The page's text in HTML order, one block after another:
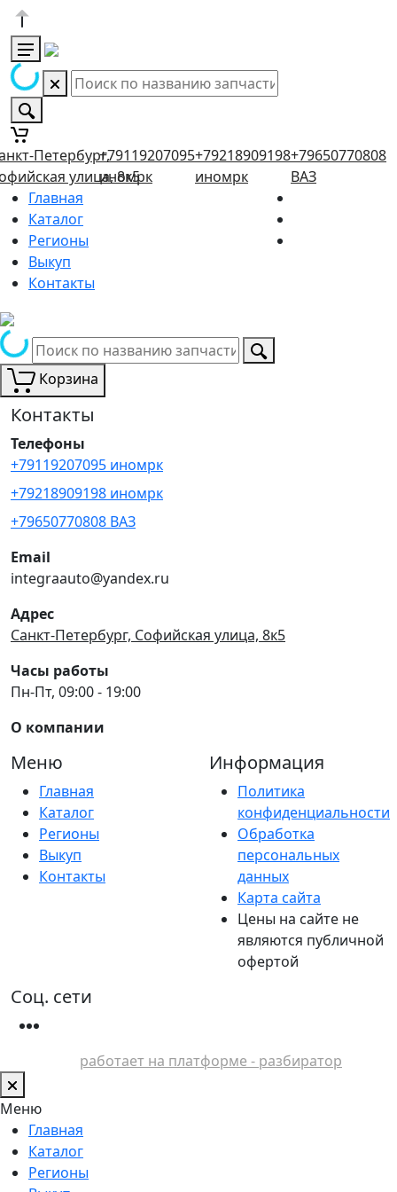
Петербург,
улица, 8к5
+79119207095
иномрк
+79218909198
иномрк
+79650770808
ВАЗ
Главная
Каталог
Регионы
Выкуп
Контакты
Корзина
Контакты
Телефоны
+79119207095 иномрк
+79218909198 иномрк
+79650770808 ВАЗ
Email
integraauto@yandex.ru
Адрес
Санкт-Петербург, Софийская улица, 8к5
Часы работы
Пн-Пт, 09:00 - 19:00
О компании
Меню
Главная
Каталог
Регионы
Выкуп
Контакты
Информация
Политика
конфиденциальности
Обработка
персональных
данных
Карта сайта
Цены на сайте не
являются публичной
офертой
Соц. сети
работает на платформе - разбиратор
Меню
Главная
Каталог
Регионы